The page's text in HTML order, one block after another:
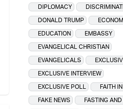
DIPLOMACY
DONALD TRUMP
EDUCATION
EMBASSY
EVANGELICAL CHRISTIAN
EVANGELICALS
EXCLUSIVE INTERVIEW
EXCLUSIVE POLL
FAITH
FAKE NEWS
FASTING AND